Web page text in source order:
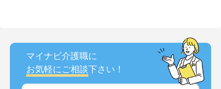
マイナビ介護職に
お気軽にご相談下さい！